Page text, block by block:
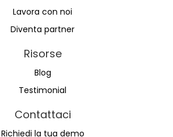
Lavora con noi
Diventa partner
Risorse
Blog
Testimonial
Contattaci
Richiedi la tua demo